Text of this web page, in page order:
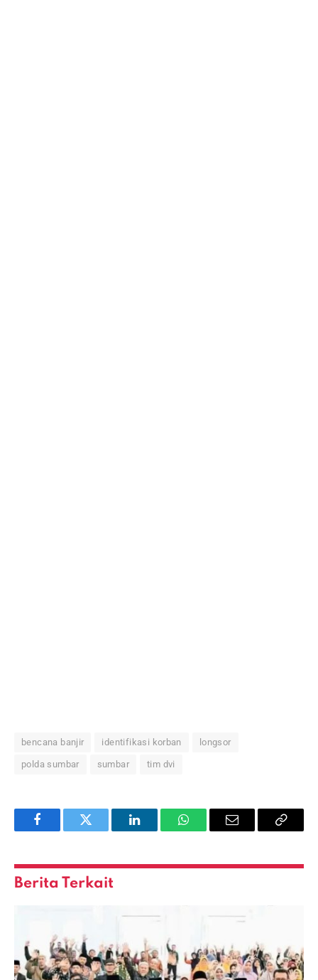
bencana banjir identifikasi korban longsor
polda sumbar sumbar tim dvi
FacebookTwitter LinkedInWhatsAppEmail
Copy
Berita Terkait